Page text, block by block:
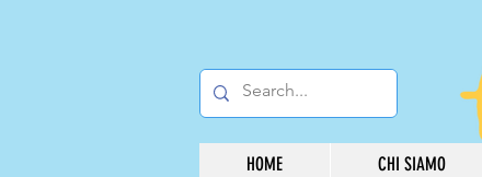
HOME CHI SIAMO